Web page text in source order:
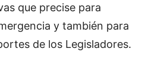
que precise para
y también para
de los Legisladores.